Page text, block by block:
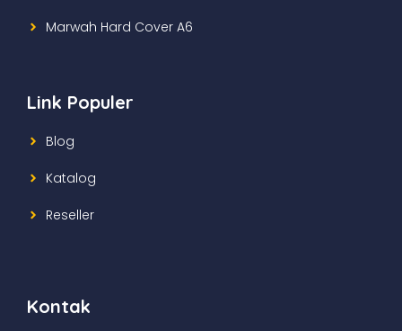
Marwah Hard Cover A6
Link Populer
Blog
Katalog
Reseller
Kontak